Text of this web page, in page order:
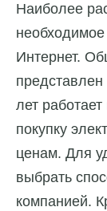
Наиболее
Интернет.
представлен
лет
покупку
ценам. Для
выбрать
компанией.